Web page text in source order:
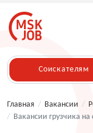
Соискателям
Главная / Вакансии /
/ Вакансии грузчика